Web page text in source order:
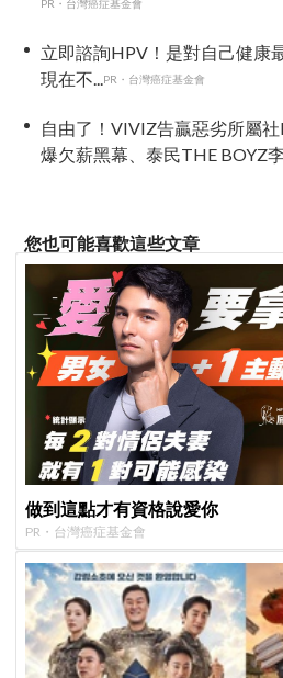
PR・台灣癌症基金會
立即諮詢HPV！是對自己健康
現在不...PR・台灣癌症基金會
自由了！VIVIZ告贏惡劣所屬
爆欠薪黑幕、泰民THE BOYZ
您也可能喜歡這些文章
做到這點才有資格說愛你
PR・台灣癌症基金會